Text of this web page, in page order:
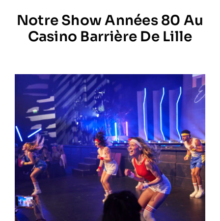
Prestations
Galerie
Formation
Contact
Notre Show Années 80 Au
Casino Barrière De Lille